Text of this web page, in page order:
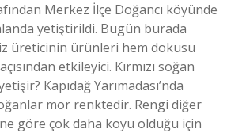
Merkez İlçe Doğancı köyünde
yetiştirildi. Bugün burada
üreticinin ürünleri hem dokusu
etkileyici. Kırmızı soğan
Kapıdağ Yarımadası’nda
mor renktedir. Rengi diğer
göre çok daha koyu olduğu için